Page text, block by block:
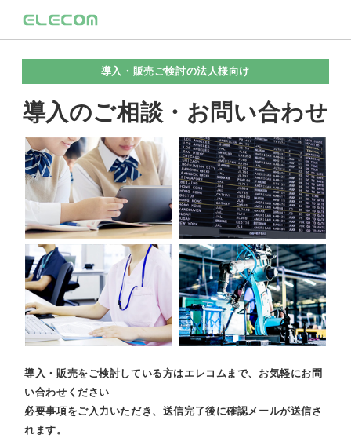
導入・販売ご検討の法人様向け
導入のご相談・お問い合わせ
導入・販売をご検討している方はエレコムまで、お気軽にお問
い合わせください
必要事項をご入力いただき、送信完了後に確認メールが送信さ
れます。